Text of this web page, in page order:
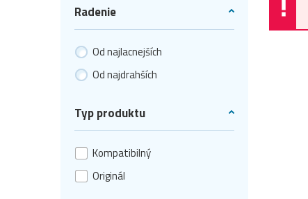
Radenie
Od najlacnejších
Od najdrahších
Typ produktu
Kompatibilný
Originál